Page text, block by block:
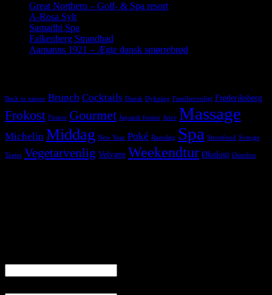
Great Northern – Golf- & Spa resort
A-Rosa Sylt
Samadhi Spa
Falkenberg Strandbad
Aamanns 1921 – Ægte dansk smørrebrød
Back to nature Brunch Cocktails Dansk Dykning Familievenligt Frederiksberg
Frokost Fusion Gourmet Japansk fusion Juice Massage
Michelin Middag New Year Poké Ramsløg Spa Streetfood Sverige
Teater Vegetarvenlig Velvære Weekendtur Økologi Østerbro